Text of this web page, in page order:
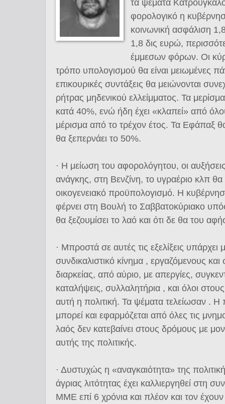
τα ψέματα
φορολογικό η
κοινωνική ασφάλιση
1,8 δις ευρώ,
έμμεσων φόρων. Οι
τρόπο υπολογισμού θα είναι μειωμένες
επικουρικές συντάξεις θα μειώνονται
ρήτρας μηδενικού ελλείμματος. Τα
κατά 40%, ενώ ήδη έχει «κλαπεί» από
μέρισμα από το τρέχον έτος. Τα Εφάπαξ
θα ξεπερνάει το 50%.
· Η μείωση του αφορολόγητου, οι
ανάγκης, στη Βενζίνη, το υγραέριο κλπ θα
οικογενειακό προϋπολογισμό. Η
φέρνει στη Βουλή το Σαββατοκύριακο
θα ξεζουμίσει το λαό και ότι δε θα του
· Μπροστά σε αυτές τις εξελίξεις
συνδικαλιστικό κίνημα , εργαζόμενους
διαρκείας, από αύριο, με απεργίες,
καταλήψεις, συλλαλητήρια , και όλοι
αυτή η πολιτική. Τα ψέματα τελείωσαν . Η
μπορεί και εφαρμόζεται από όλες τις
λαός δεν κατεβαίνει στους δρόμους με
αυτής της πολιτικής.
· Δυστυχώς η «αναγκαιότητα» της
άγριας λιτότητας έχει καλλιεργηθεί στη
ΜΜΕ επί 6 χρόνια και πλέον και τον έχουν